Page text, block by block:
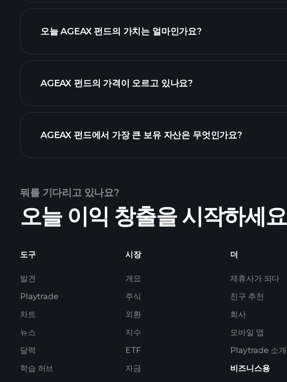
오늘 AGEAX 펀드의 가치는 얼마인가요?
AGEAX 펀드의 가격이 오르고 있나요?
AGEAX 펀드에서 가장 큰 보유 자산은 무엇인가요?
보유 자산
뭐를 기다리고 있나요?
오늘 이익 창출을 시작하세요
도구
발견
Playtrade
차트
뉴스
달력
학습 허브
시장
개요
주식
외환
지수
ETF
자금
더
제휴사가 되다
친구 추천
회사
모바일 앱
Playtrade 소개
비즈니스용